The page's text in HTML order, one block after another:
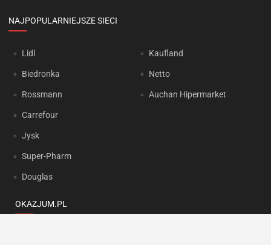
NAJPOPULARNIEJSZE SIECI
Lidl
Biedronka
Rossmann
Carrefour
Jysk
Super-Pharm
Douglas
Kaufland
Netto
Auchan Hipermarket
OKAZJUM.PL